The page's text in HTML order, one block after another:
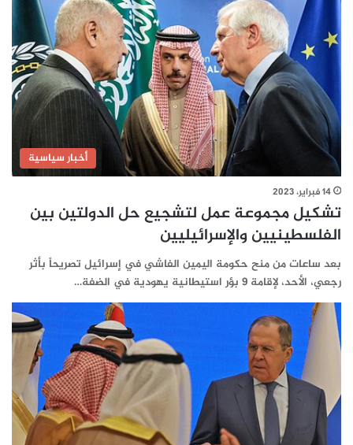
أخبار سياسية
14 فبراير، 2023
تشكيل مجموعة عمل لتشجيع حل الدولتين بين
الفلسطينيين والإسرائيليين
بعد ساعات من منح حكومة اليمين الفاشي في إسرائيل تصريحاً بأثر
رجعي، الأحد، لإقامة 9 بؤر استيطانية يهودية في الضفة…